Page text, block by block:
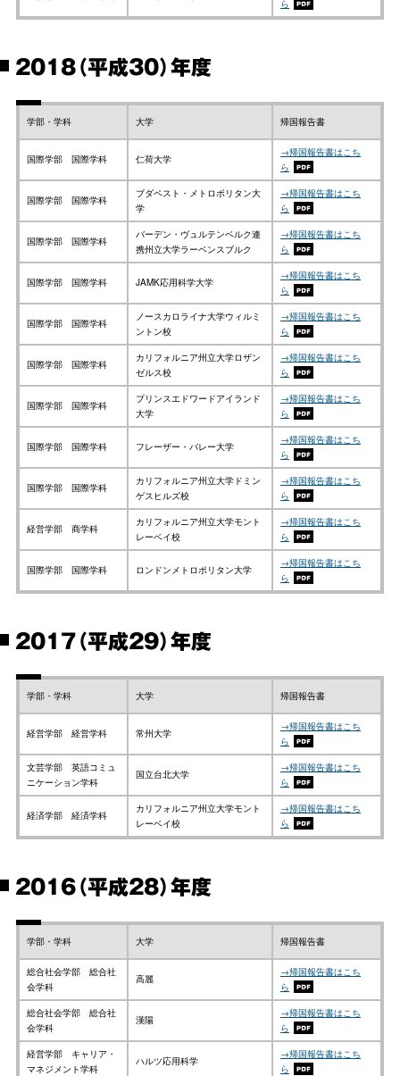
ら
2018（平成30）年度
学部・学科 大学 帰国報告書
国際学部 国際学科 仁荷大学
→帰国報告書はこち
ら
国際学部 国際学科
ブダペスト・メトロポリタン大
学
→帰国報告書はこち
ら
国際学部 国際学科
バーデン・ヴュルテンベルク連
携州立大学ラーベンスブルク
→帰国報告書はこち
ら
国際学部 国際学科 JAMK応用科学大学
→帰国報告書はこち
ら
国際学部 国際学科
ノースカロライナ大学ウィルミ
ントン校
→帰国報告書はこち
ら
国際学部 国際学科
カリフォルニア州立大学ロザン
ゼルス校
→帰国報告書はこち
ら
国際学部 国際学科
プリンスエドワードアイランド
大学
→帰国報告書はこち
ら
国際学部 国際学科 フレーザー・バレー大学
→帰国報告書はこち
ら
国際学部 国際学科
カリフォルニア州立大学ドミン
ゲスヒルズ校
→帰国報告書はこち
ら
経営学部 商学科
カリフォルニア州立大学モント
レーベイ校
→帰国報告書はこち
ら
国際学部 国際学科 ロンドンメトロポリタン大学
→帰国報告書はこち
ら
2017（平成29）年度
学部・学科 大学 帰国報告書
経営学部 経営学科 常州大学
→帰国報告書はこち
ら
文芸学部 英語コミュ
ニケーション学科
国立台北大学
→帰国報告書はこち
ら
経済学部 経済学科
カリフォルニア州立大学モント
レーベイ校
→帰国報告書はこち
ら
2016（平成28）年度
学部・学科 大学 帰国報告書
総合社会学部 総合社
会学科
高麗
→帰国報告書はこち
ら
総合社会学部 総合社
会学科
漢陽
→帰国報告書はこち
ら
経営学部 キャリア・
マネジメント学科
ハルツ応用科学
→帰国報告書はこち
ら